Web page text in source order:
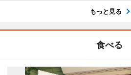
もっと見る
食べる